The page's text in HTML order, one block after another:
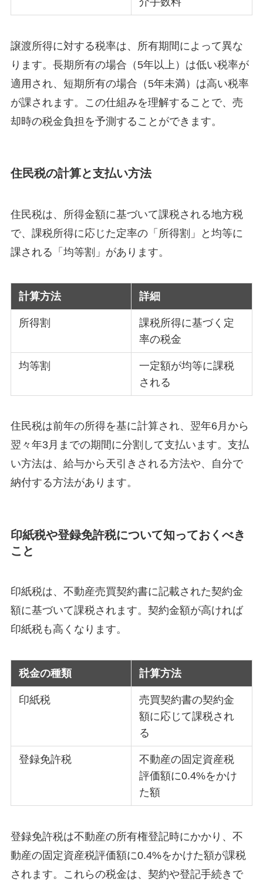
譲渡所得に対する税率は、所有期間によって異な
ります。長期所有の場合（5年以上）は低い税率が
適用され、短期所有の場合（5年未満）は高い税率
が課されます。この仕組みを理解することで、売
却時の税金負担を予測することができます。
住民税の計算と支払い方法
住民税は、所得金額に基づいて課税される地方税
で、課税所得に応じた定率の「所得割」と均等に
課される「均等割」があります。
計算方法 詳細
所得割
課税所得に基づく定
率の税金
均等割
一定額が均等に課税
される
住民税は前年の所得を基に計算され、翌年6月から
翌々年3月までの期間に分割して支払います。支払
い方法は、給与から天引きされる方法や、自分で
納付する方法があります。
印紙税や登録免許税について知っておくべき
こと
印紙税は、不動産売買契約書に記載された契約金
額に基づいて課税されます。契約金額が高ければ
印紙税も高くなります。
税金の種類 計算方法
印紙税
売買契約書の契約金
額に応じて課税され
る
登録免許税
不動産の固定資産税
評価額に0.4%をかけ
た額
登録免許税は不動産の所有権登記時にかかり、不
動産の固定資産税評価額に0.4%をかけた額が課税
されます。これらの税金は、契約や登記手続きで